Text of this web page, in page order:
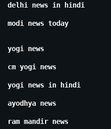
delhi news in hindi
modi news today
yogi news
cm yogi news
yogi news in hindi
ayodhya news
ram mandir news